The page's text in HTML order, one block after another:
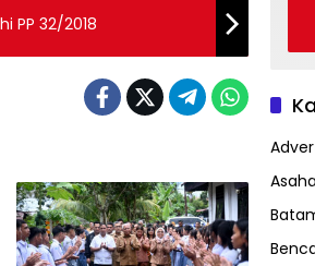
PP 32/2018